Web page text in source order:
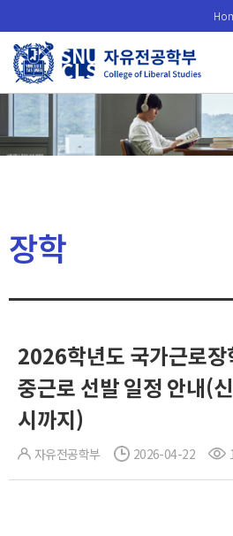
로
메
장학
2026학년도 국가근로장
중근로 선발 일정 안내(
시까지)
자유전공학부 2026-04-22